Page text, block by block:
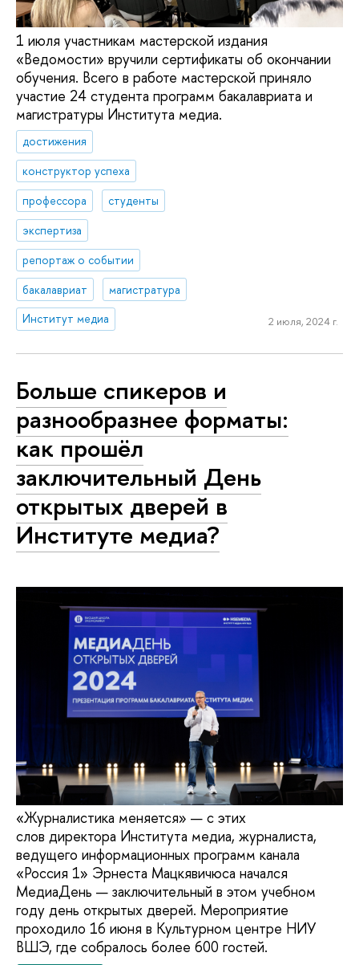
1 июля участникам мастерской издания
«Ведомости» вручили сертификаты об окончании
обучения. Всего в работе мастерской приняло
участие 24 студента программ бакалавриата и
магистратуры Института медиа.
достижения
конструктор успеха
профессора
студенты
экспертиза
репортаж о событии
бакалавриат
магистратура
Институт медиа
2 июля, 2024 г.
Больше спикеров и
разнообразнее форматы:
как прошёл
заключительный День
открытых дверей в
Институте медиа?
«Журналистика меняется» — с этих
слов директора Института медиа, журналиста,
ведущего информационных программ канала
«Россия 1» Эрнеста Мацкявичюса начался
МедиаДень — заключительный в этом учебном
году день открытых дверей. Мероприятие
проходило 16 июня в Культурном центре НИУ
ВШЭ, где собралось более 600 гостей.